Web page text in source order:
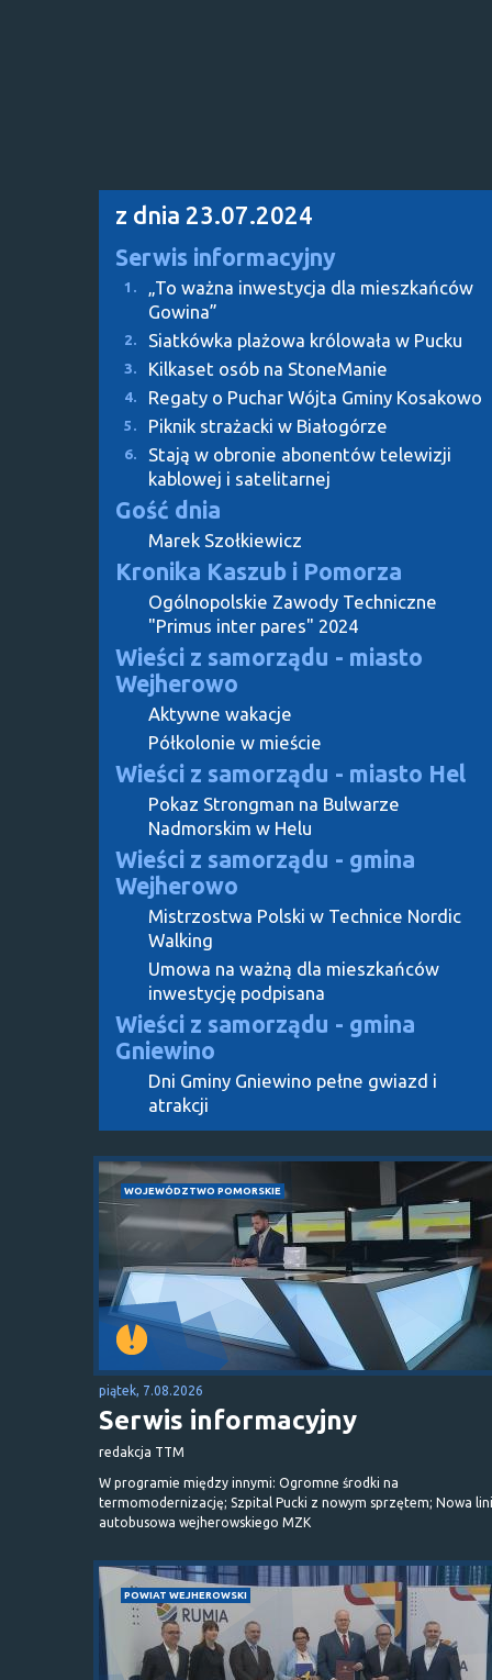
z dnia 23.07.2024
Serwis informacyjny
1.
„To ważna inwestycja dla mieszkańców
Gowina”
2. Siatkówka plażowa królowała w Pucku
3. Kilkaset osób na StoneManie
4. Regaty o Puchar Wójta Gminy Kosakowo
5. Piknik strażacki w Białogórze
6.
Stają w obronie abonentów telewizji
kablowej i satelitarnej
Gość dnia
Marek Szołkiewicz
Kronika Kaszub i Pomorza
Ogólnopolskie Zawody Techniczne
"Primus inter pares" 2024
Wieści z samorządu - miasto
Wejherowo
Aktywne wakacje
Półkolonie w mieście
Wieści z samorządu - miasto Hel
Pokaz Strongman na Bulwarze
Nadmorskim w Helu
Wieści z samorządu - gmina
Wejherowo
Mistrzostwa Polski w Technice Nordic
Walking
Umowa na ważną dla mieszkańców
inwestycję podpisana
Wieści z samorządu - gmina
Gniewino
Dni Gminy Gniewino pełne gwiazd i
atrakcji
WOJEWÓDZTWO POMORSKIE
piątek, 7.08.2026
Serwis informacyjny
redakcja TTM
W programie między innymi: Ogromne środki na
termomodernizację; Szpital Pucki z nowym sprzętem; Nowa
autobusowa wejherowskiego MZK
POWIAT WEJHEROWSKI